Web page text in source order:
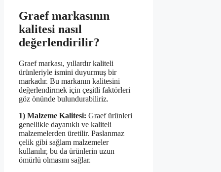
Graef markasının
kalitesi nasıl
değerlendirilir?
Graef markası, yıllardır kaliteli
ürünleriyle ismini duyurmuş bir
markadır. Bu markanın kalitesini
değerlendirmek için çeşitli faktörleri
göz önünde bulundurabiliriz.
1) Malzeme Kalitesi: Graef ürünleri
genellikle dayanıklı ve kaliteli
malzemelerden üretilir. Paslanmaz
çelik gibi sağlam malzemeler
kullanılır, bu da ürünlerin uzun
ömürlü olmasını sağlar.